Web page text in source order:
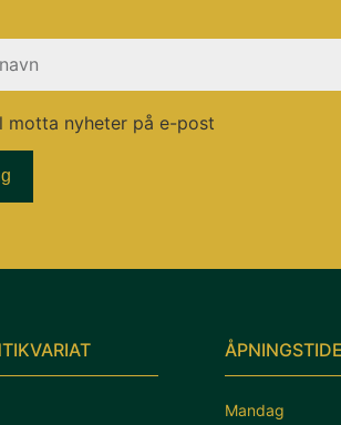
motta nyheter på e-post
Mandag